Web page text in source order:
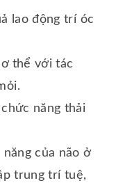
lao động trí óc
thể với tác
năng thải
của não ở
trung trí tuệ,